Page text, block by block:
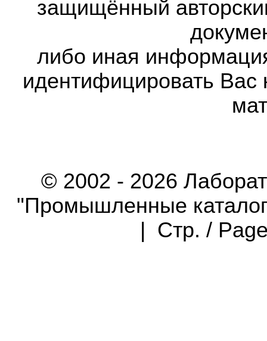
защищённый
либо иная
идентифицировать Вас
© 2002 - 2026
"Промышленные
| Стр. /